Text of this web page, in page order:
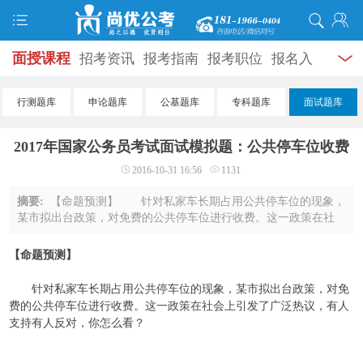
面授课程 招考资讯 报考指南 报考职位 报名入
口 打准考证 成绩查询 面试公告 录用公示 辅导
学员风采 名师团队
服务信息
行测题库 申论题库 公基题库 专科题库 面试题库
2017年国家公务员考试面试模拟题：公共停车位收费
2016-10-31 16:56 1131
摘要:
【命题预测】 针对私家车长期占用公共停车位的现象，
某市拟出台政策，对免费的公共停车位进行收费。这一政策在社
析】 对原本免费的公共停车位进行收 ...
【命题预测】
针对私家车长期占用公共停车位的现象，某市拟出台政策，对免
费的公共停车位进行收费。这一政策在社会上引发了广泛热议，有人
支持有人反对，你怎么看？